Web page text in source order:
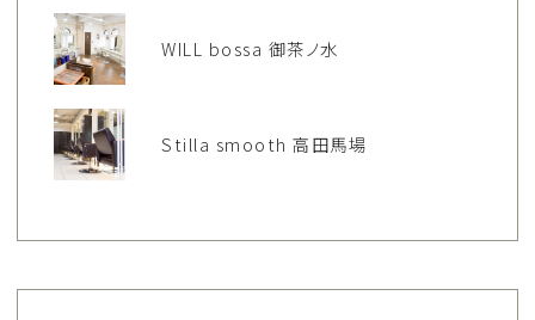
WILL bossa 御茶ノ水
Stilla smooth 高田馬場